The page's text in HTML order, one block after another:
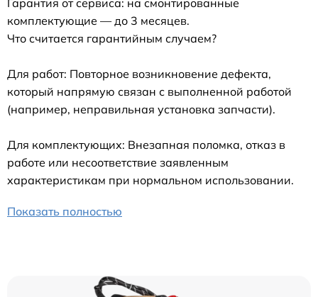
Гарантия от сервиса: на смонтированные
комплектующие — до 3 месяцев.
Что считается гарантийным случаем?
Для работ: Повторное возникновение дефекта,
который напрямую связан с выполненной работой
(например, неправильная установка запчасти).
Для комплектующих: Внезапная поломка, отказ в
работе или несоответствие заявленным
характеристикам при нормальном использовании.
Показать полностью